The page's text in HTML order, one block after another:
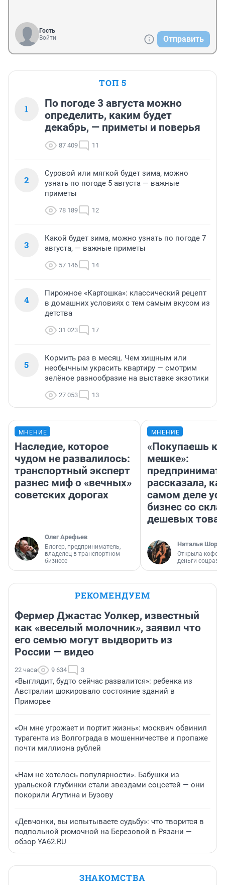
Гость
Войти
Отправить
ТОП 5
1
По погоде 3 августа можно
определить, каким будет
декабрь, — приметы и поверья
87 409 11
2
Суровой или мягкой будет зима, можно
узнать по погоде 5 августа — важные
приметы
78 189 12
3
Какой будет зима, можно узнать по погоде 7
августа, — важные приметы
57 146 14
4
Пирожное «Картошка»: классический рецепт
в домашних условиях с тем самым вкусом из
детства
31 023 17
5
Кормить раз в месяц. Чем хищным или
необычным украсить квартиру — смотрим
зелёное разнообразие на выставке экзотики
27 053 13
МНЕНИЕ
Наследие, которое
чудом не развалилось:
транспортный эксперт
разнес миф о «вечных»
советских дорогах
Олег Арефьев
Блогер, предприниматель,
владелец в транспортном
бизнесе
МНЕНИЕ
«Покупаешь
мешке»:
рассказала,
самом деле
бизнес со
дешевых
Наталья
Открыла
деньги
РЕКОМЕНДУЕМ
Фермер Джастас Уолкер, известный
как «веселый молочник», заявил что
его семью могут выдворить из
России — видео
22 часа 9 634 3
«Выглядит, будто сейчас развалится»: ребенка из
Австралии шокировало состояние зданий в
Приморье
«Он мне угрожает и портит жизнь»: москвич обвинил
турагента из Волгограда в мошенничестве и пропаже
почти миллиона рублей
«Нам не хотелось популярности». Бабушки из
уральской глубинки стали звездами соцсетей — они
покорили Агутина и Бузову
«Девчонки, вы испытываете судьбу»: что творится в
подпольной рюмочной на Березовой в Рязани —
обзор YA62.RU
ЗНАКОМСТВА